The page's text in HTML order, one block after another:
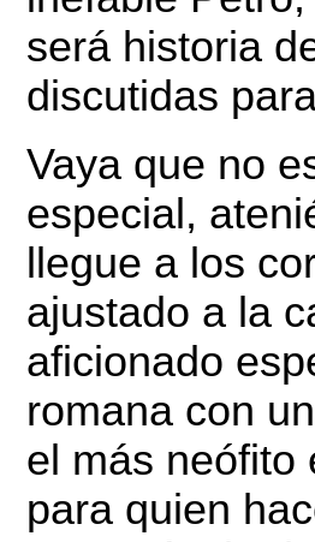
será historia
discutidas
Vaya que no
especial,
llegue a los
ajustado a la
aficionado
romana con
el más neófito
para quien